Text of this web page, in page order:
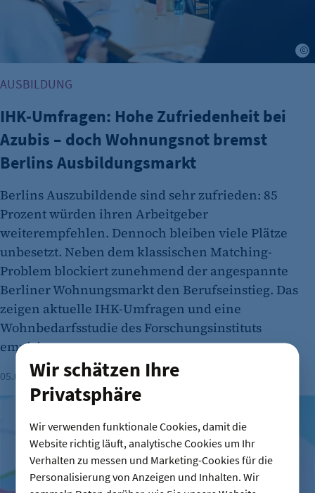
Wir schätzen Ihre
Privatsphäre
Wir verwenden funktionale Cookies, damit die
Website richtig läuft, analytische Cookies um Ihr
Verhalten zu messen und Marketing-Cookies für die
Personalisierung von Anzeigen und Inhalten. Wir
AUSBILDUNG
IHK-Umfragen: Hohe Zufriedenheit bei
Azubis – doch Wohnungsnot bremst
Berlins Ausbildungsmarkt
Berlins Auszubildende sind sehr zufrieden: 85
Prozent würden ihren Arbeitgeber
weiterempfehlen. Dennoch bleiben viele Plätze
unbesetzt. Neben dem klassischen Matching-
Problem blockiert zunehmend der angespannte
Berliner Wohnungsmarkt den Berufseinstieg. Das
zeigen aktuelle IHK-Umfragen und eine
Wohnbedarfsstudie des Forschungsinstituts
empirica.
05.08.2026 Lesezeit: 2 MinutenMilena Fritzsche
Mehr Arbeitslose in Berlin - Noch viele offene